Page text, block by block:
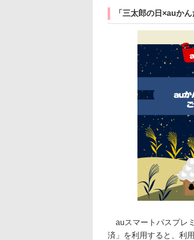
「三太郎の日×auか
auスマートパスプレ
済」を利用すると、利